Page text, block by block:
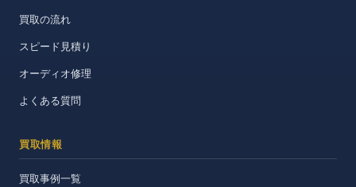
買取の流れ
スピード見積り
オーディオ修理
よくある質問
買取情報
買取事例一覧